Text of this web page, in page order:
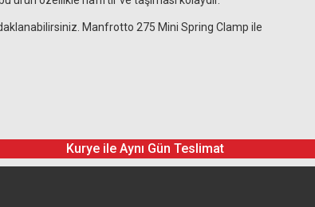
Manfrotto 275 Mini Spring Clamp ile
Kurye ile Aynı Gün Teslimat